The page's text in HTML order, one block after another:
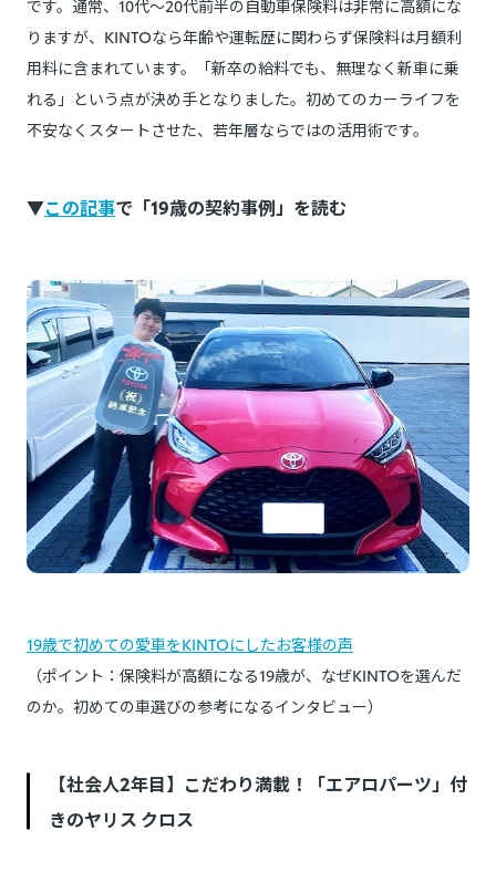
です。通常、10代〜20代前半の自動車保険料は非常に高額にな
りますが、KINTOなら年齢や運転歴に関わらず保険料は月額利
用料に含まれています。「新卒の給料でも、無理なく新車に乗
れる」という点が決め手となりました。初めてのカーライフを
不安なくスタートさせた、若年層ならではの活用術です。
▼この記事で「19歳の契約事例」を読む
19歳で初めての愛車をKINTOにしたお客様の声
（ポイント：保険料が高額になる19歳が、なぜKINTOを選んだ
のか。初めての車選びの参考になるインタビュー）
【社会人2年目】こだわり満載！「エアロパーツ」付
きのヤリス クロス